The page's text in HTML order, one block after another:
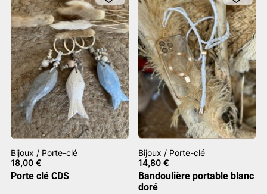
Bijoux / Porte-clé
18,00 €
Porte clé CDS
Bijoux / Porte-clé
14,80€
Bandoulière portable blanc
doré